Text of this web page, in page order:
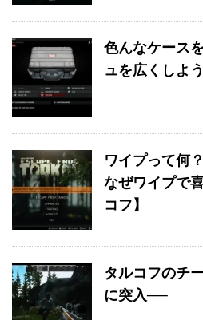
色んなケース
ュを広くしよ
ワイプって何
なぜワイプで
コフ】
タルコフのチ
に突入──